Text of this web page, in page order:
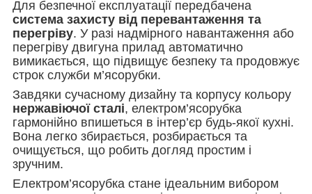
Для безпечної експлуатації передбачена
система захисту від перевантаження та
перегріву. У разі надмірного навантаження або
перегріву двигуна прилад автоматично
вимикається, що підвищує безпеку та продовжує
строк служби м’ясорубки.
Завдяки сучасному дизайну та корпусу кольору
нержавіючої сталі, електром’ясорубка
гармонійно впишеться в інтер’єр будь-якої кухні.
Вона легко збирається, розбирається та
очищується, що робить догляд простим і
зручним.
Електром’ясорубка стане ідеальним вибором